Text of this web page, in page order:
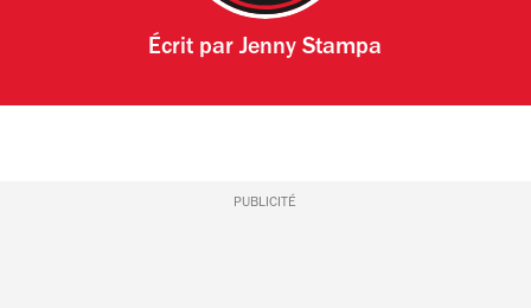
Écrit parJenny Stampa
PUBLICITÉ